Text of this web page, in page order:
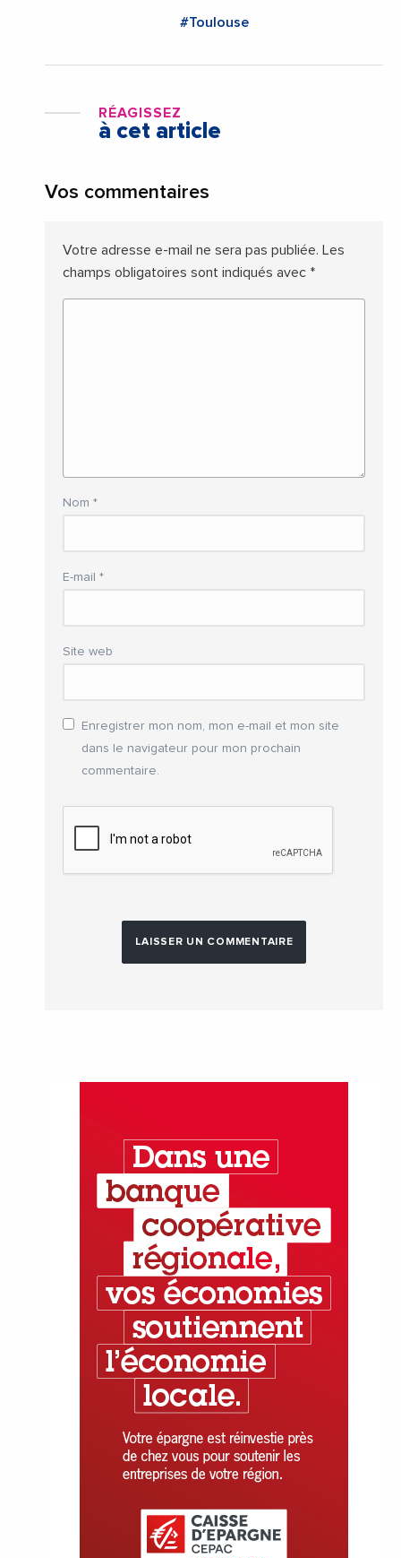
#Toulouse
RÉAGISSEZ
à cet article
Vos commentaires
Votre adresse e-mail ne sera pas publiée. Les
champs obligatoires sont indiqués avec *
Nom *
E-mail *
Site web
Enregistrer mon nom, mon e-mail et mon site
dans le navigateur pour mon prochain
commentaire.